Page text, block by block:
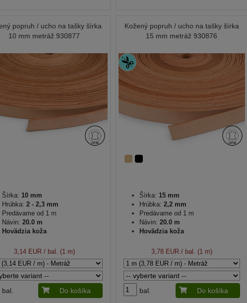
popruh / ucho na tašky šírka
10 mm metráž 930877
Šírka: 10 mm
Hrúbka: 2 - 2,3 mm
Predávame od 1 m
Návin: 20.0 m
Hovädzia koža
3,14 EUR/ bal. (1 m)
bal. Do košíka
Kožený popruh / ucho na tašky šírka
15 mm metráž 930876
Šírka: 15 mm
Hrúbka: 2,2 mm
Predávame od 1 m
Návin: 20.0 m
Hovädzia koža
3,78 EUR/ bal. (1 m)
bal. Do košíka